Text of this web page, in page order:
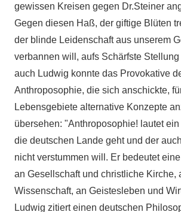
gewissen Kreisen gegen Dr.Steiner
Gegen diesen Haß, der giftige Blüten
der blinde Leidenschaft aus unserem
verbannen will, aufs Schärfste
auch Ludwig konnte das Provokative
Anthroposophie, die sich anschickte,
Lebensgebiete alternative Konzepte
übersehen: "Anthroposophie! lautet
die deutschen Lande geht und der
nicht verstummen will. Er bedeutet
an Gesellschaft und christliche Kirche,
Wissenschaft, an Geistesleben und
Ludwig zitiert einen deutschen